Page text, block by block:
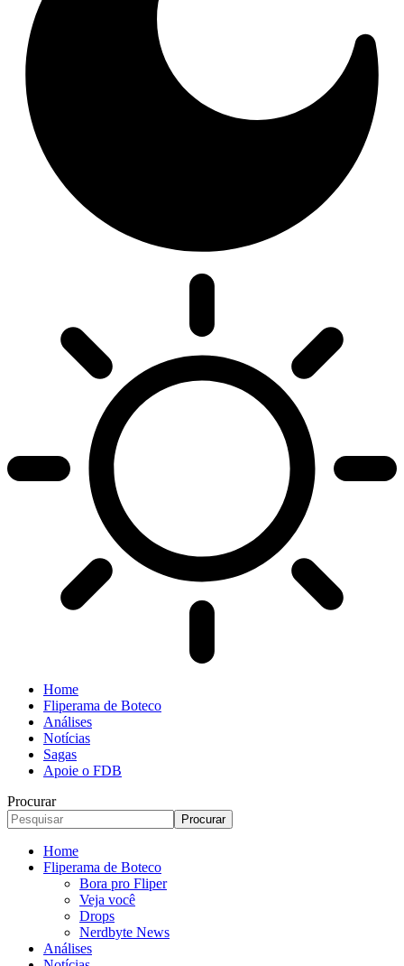
Home
Fliperama de Boteco
Análises
Notícias
Sagas
Apoie o FDB
Procurar
Home
Fliperama de Boteco
Bora pro Fliper
Veja você
Drops
Nerdbyte News
Análises